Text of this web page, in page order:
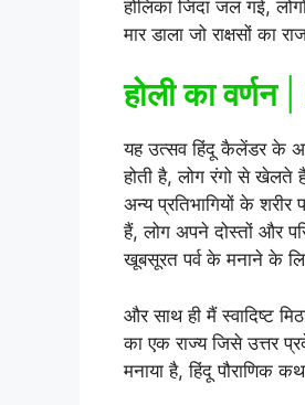
होलिका जिंदा जल गई,
मार डाला जो राक्षसों का
होली का वर्णन|
यह उत्सव हिंदू कैलेंडर के
होती है, लोग रंगो से
अन्य प्रतिभागियों के
हैं, लोग अपने दोस्तों और
खूबसूरत पर्व के मनाने के
और साथ ही मैं स्वादिष्ट
का एक राज्य जिसे उत्तर
मनाया है, हिंदू